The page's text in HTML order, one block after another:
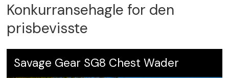
Konkurransehagle for den
prisbevisste
Savage Gear SG8 Chest Wader